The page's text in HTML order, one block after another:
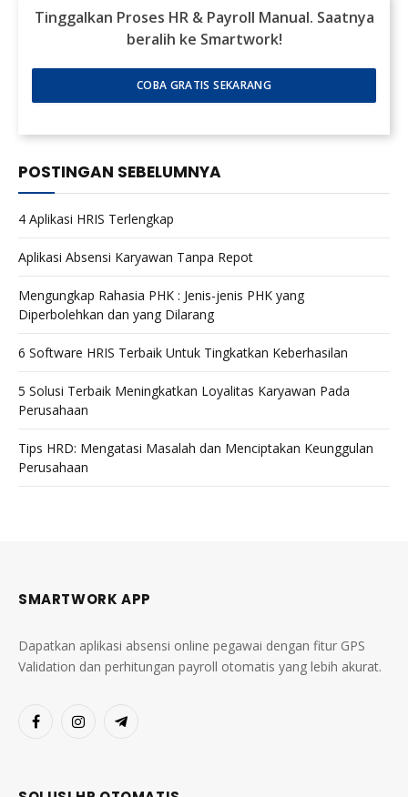
Tinggalkan Proses HR & Payroll Manual. Saatnya
beralih ke Smartwork!
COBA GRATIS SEKARANG
POSTINGAN SEBELUMNYA
4 Aplikasi HRIS Terlengkap
Aplikasi Absensi Karyawan Tanpa Repot
Mengungkap Rahasia PHK : Jenis-jenis PHK yang
Diperbolehkan dan yang Dilarang
6 Software HRIS Terbaik Untuk Tingkatkan Keberhasilan
5 Solusi Terbaik Meningkatkan Loyalitas Karyawan Pada
Perusahaan
Tips HRD: Mengatasi Masalah dan Menciptakan Keunggulan
Perusahaan
SMARTWORK APP
Dapatkan aplikasi absensi online pegawai dengan fitur GPS
Validation dan perhitungan payroll otomatis yang lebih akurat.
FacebookInstagramTelegram